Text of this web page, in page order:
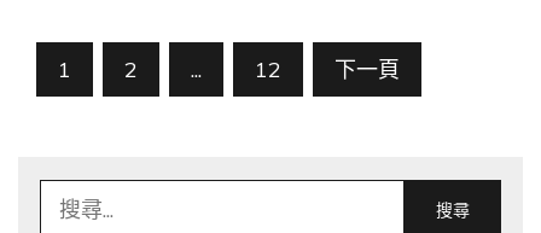
文
章
頁
1 2 12 下一頁
搜